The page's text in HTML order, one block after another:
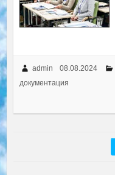
admin 08.08.2024
документация